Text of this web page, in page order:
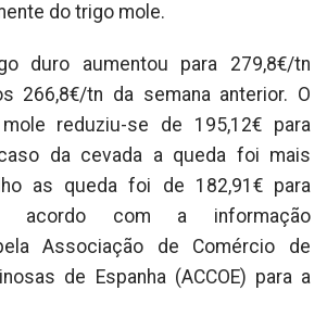
do trigo mole.
duro aumentou para 279,8€/tn
266,8€/tn da semana anterior. O
reduziu-se de 195,12€ para
da cevada a queda foi mais
as queda foi de 182,91€ para
acordo com a informação
Associação de Comércio de
de Espanha (ACCOE) para a